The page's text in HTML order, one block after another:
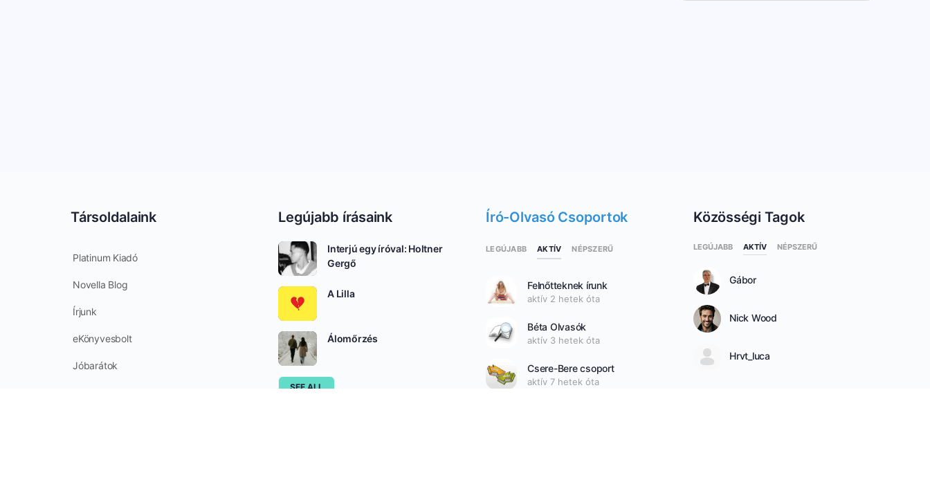
Társoldalaink
Platinum Kiadó
Novella Blog
Írjunk
eKönyvesbolt
Jóbarátok
Legújabb írásaink
Interjú egy íróval: Holtner
Gergő
A Lilla
Álomőrzés
SEE ALL
Író-Olvasó Csoportok
LEGÚJABB AKTÍV NÉPSZERŰ
Felnőtteknek írunk
aktív 2 hetek óta
Béta Olvasók
aktív 3 hetek óta
Csere-Bere csoport
aktív 7 hetek óta
Közösségi Tagok
LEGÚJABB AKTÍV NÉPSZERŰ
Gábor
Nick Wood
Hrvt_luca